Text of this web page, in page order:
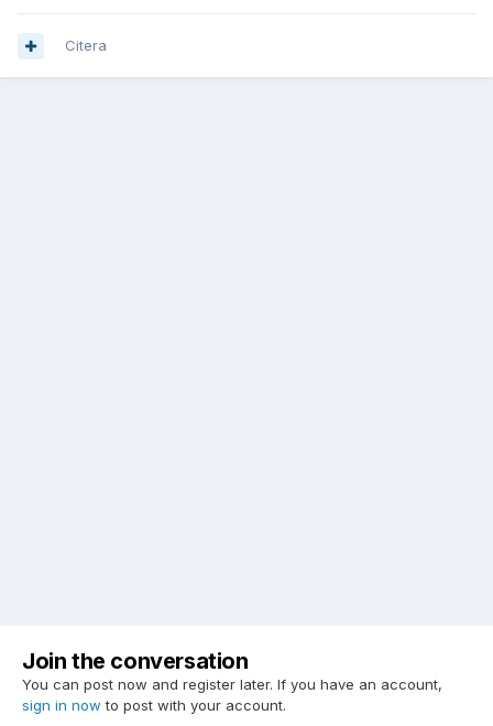
Citera
Join the conversation
You can post now and register later. If you have an account,
sign in now to post with your account.